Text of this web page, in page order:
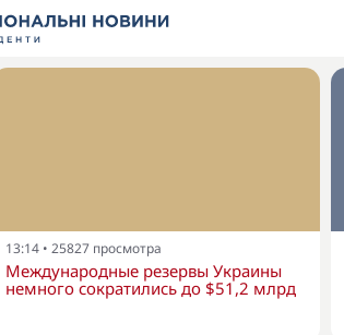
13:14 • 25827 просмотра
Международные резервы Украины
немного сократились до $51,2 млрд